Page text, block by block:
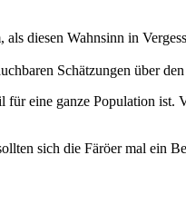
diesen Wahnsinn in
Schätzungen über
für eine ganze Population
sich die Färöer mal ein